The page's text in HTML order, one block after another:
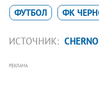
ФУТБОЛ ФК
ИСТОЧНИК:
РЕКЛАМА